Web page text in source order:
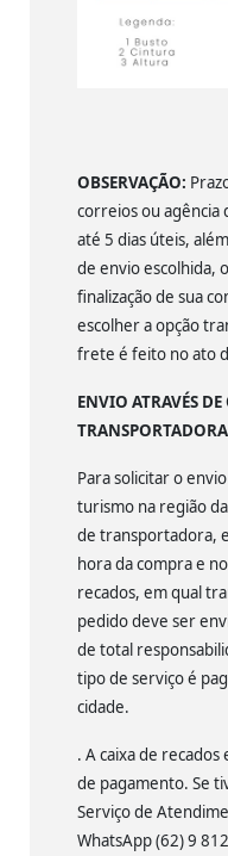
OBSERVAÇÃO:
correios ou agência
até 5 dias úteis,
de envio escolhida,
finalização de sua
escolher a opção
frete é feito no ato
ENVIO ATRAVÉS
TRANSPORTADORA
Para solicitar o
turismo na região
de transportadora,
hora da compra e
recados, em qual
pedido deve ser
de total
tipo de serviço é
cidade.
. A caixa de recados
de pagamento. Se
Serviço de
WhatsApp (62) 9